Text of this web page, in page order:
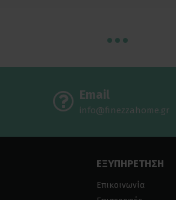
Email
info@finezzahome.gr
ΕΞΥΠΗΡΕΤΗΣΗ
Επικοινωνία